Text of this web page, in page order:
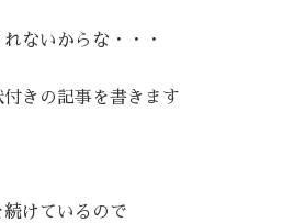
ないからな・・・
きの記事を書きます
けているので